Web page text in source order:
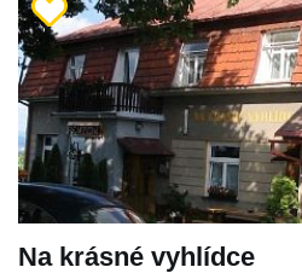
Na krásné vyhlídce